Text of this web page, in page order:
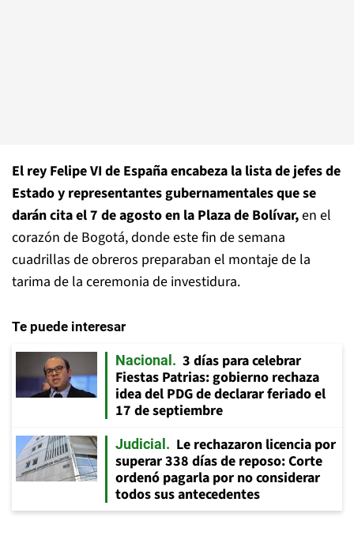
El rey Felipe VI de España encabeza la lista de jefes de
Estado y representantes gubernamentales que se
darán cita el 7 de agosto en la Plaza de Bolívar,en el
corazón de Bogotá, donde este fin de semana
cuadrillas de obreros preparaban el montaje de la
tarima de la ceremonia de investidura.
Te puede interesar
Nacional
3 días para celebrar
Fiestas Patrias: gobierno rechaza
idea del PDG de declarar feriado el
17 de septiembre
Judicial
Le rechazaron licencia por
superar 338 días de reposo: Corte
ordenó pagarla por no considerar
todos sus antecedentes